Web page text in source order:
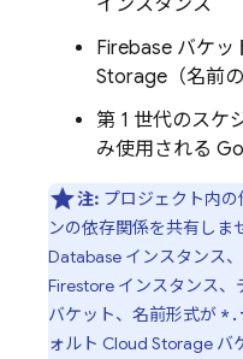
Firebase バケッ
Storage （名前
第 1 世代のスケ
み使用される
注: プロジェクト内
ンの依存関係を共有しま
Database インスタンス
Firestore インスタンス、
バケット、名前形式が
ォルト Cloud Storage バ